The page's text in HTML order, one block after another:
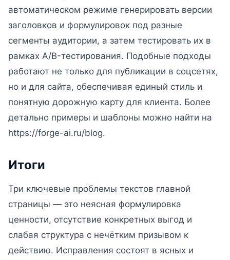
автоматическом режиме генерировать версии
заголовков и формулировок под разные
сегменты аудитории, а затем тестировать их в
рамках A/B-тестирования. Подобные подходы
работают не только для публикации в соцсетях,
но и для сайта, обеспечивая единый стиль и
понятную дорожную карту для клиента. Более
детально примеры и шаблоны можно найти на
https://forge-ai.ru/blog.
Итоги
Три ключевые проблемы текстов главной
страницы — это неясная формулировка
ценности, отсутствие конкретных выгод и
слабая структура с нечётким призывом к
действию. Исправления состоят в ясных и